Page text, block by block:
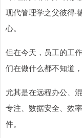
现代管理学之父彼得·
心。
但在今天，员工的工
们在做什么都不知道
尤其是在远程办公、
专注、数据安全、效
件。